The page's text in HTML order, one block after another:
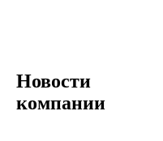
Новости
компании